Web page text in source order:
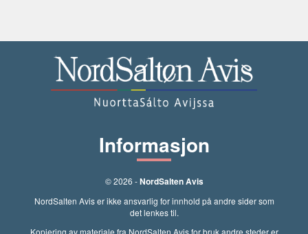
Informasjon
© 2026 -NordSalten Avis
NordSalten Avis er ikke ansvarlig for innhold på andre sider som
det lenkes til.
Kopiering av materiale fra NordSalten Avis for bruk andre steder er